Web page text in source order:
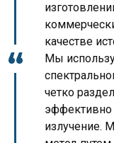
качестве
Мы
четко
излучение.